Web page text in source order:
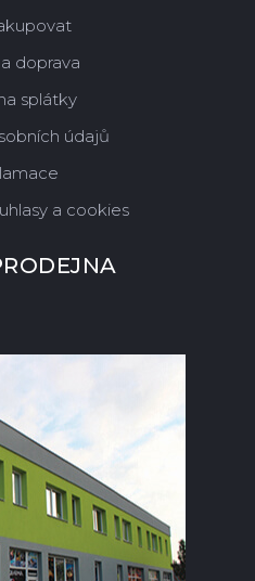
doprava
splátky
údajů
a cookies